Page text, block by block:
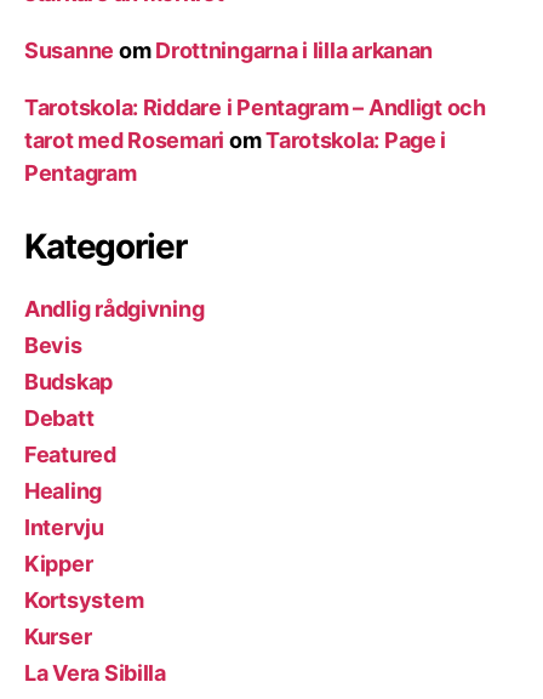
Susanne omDrottningarna i lilla arkanan
Tarotskola: Riddare i Pentagram – Andligt och
tarot med Rosemari omTarotskola: Page i
Pentagram
Kategorier
Andlig rådgivning
Bevis
Budskap
Debatt
Featured
Healing
Intervju
Kipper
Kortsystem
Kurser
La Vera Sibilla